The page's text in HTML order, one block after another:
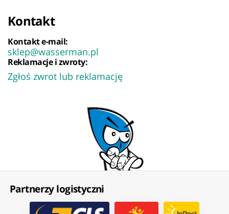
Kontakt
Kontakt e-mail:
sklep@wasserman.pl
Reklamacje i zwroty:
Zgłoś zwrot lub reklamację
Partnerzy logistyczni